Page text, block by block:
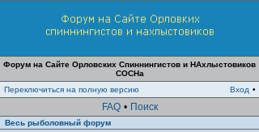
Форум на Сайте Орловских Спиннингистов и НАхлыстовиков
СОСНа
Переключиться на полную версию
Вход •
FAQ • Поиск
Весь рыболовный форум